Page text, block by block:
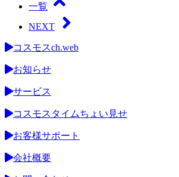
seconds
一覧
NEXT
コスモスch.web
お知らせ
サービス
コスモスタイムちょい見せ
お客様サポート
会社概要